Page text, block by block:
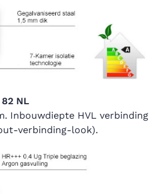
NL
Inbouwdiepte HVL verbinding
verbinding-look).